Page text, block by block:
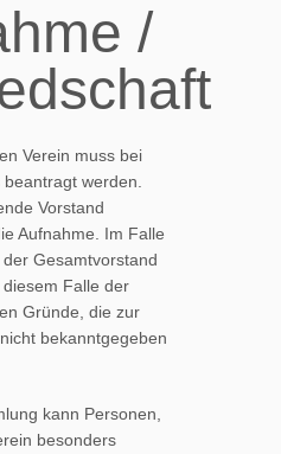
/
Verein muss bei
werden.
Vorstand
Aufnahme. Im Falle
Gesamtvorstand
Falle der
Gründe, die zur
bekanntgegeben
kann Personen,
besonders